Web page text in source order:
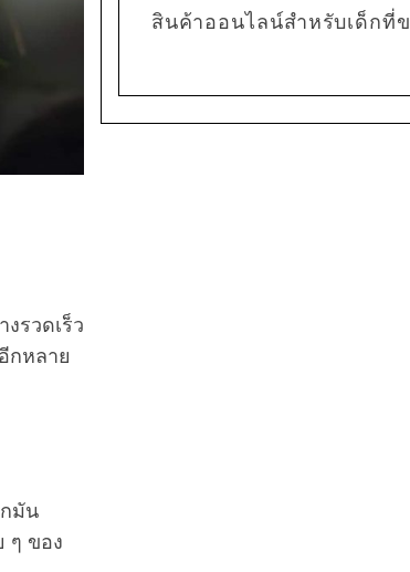
รวดเร็ว
กหลาย
มัน
ๆ ของ
สินค้าออนไลน์สำหรับเด็กที่